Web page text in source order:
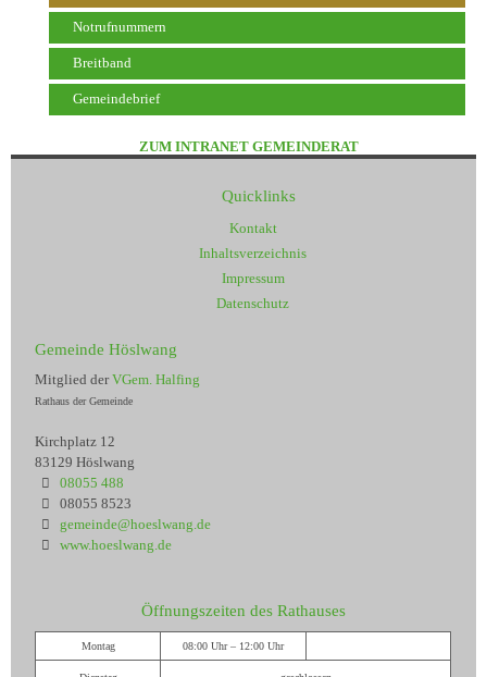
Notrufnummern
Breitband
Gemeindebrief
ZUM INTRANET GEMEINDERAT
Quicklinks
Kontakt
Inhaltsverzeichnis
Impressum
Datenschutz
Gemeinde Höslwang
Mitglied derVGem. Halfing
Rathaus der Gemeinde
Kirchplatz 12
83129 Höslwang
08055 488
08055 8523
gemeinde@hoeslwang.de
www.hoeslwang.de
Öffnungszeiten des Rathauses
Montag 08:00 Uhr – 12:00 Uhr